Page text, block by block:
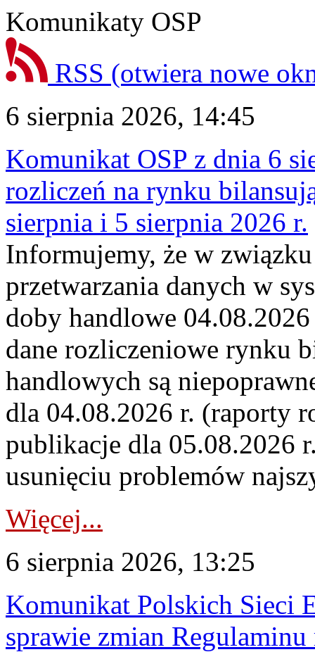
Komunikaty OSP
RSS (otwiera nowe
6 sierpnia 2026, 14:45
Komunikat OSP z dnia 6
rozliczeń na rynku
sierpnia i 5 sierpnia 2026 r.
Informujemy, że w
przetwarzania danych w
doby handlowe
dane rozliczeniowe rynku
handlowych są
dla 04.08.2026 r. (raporty
publikacje dla 05.08.2026
usunięciu problemów
Więcej...
6 sierpnia 2026, 13:25
Komunikat Polskich Sieci
sprawie zmian